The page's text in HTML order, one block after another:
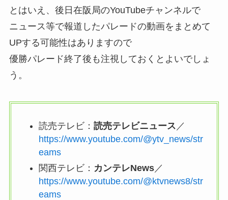
とはいえ、後日在阪局のYouTubeチャンネルで
ニュース等で報道したパレードの動画をまとめて
UPする可能性はありますので
優勝パレード終了後も注視しておくとよいでしょ
う。
読売テレビ： 読売テレビニュース ／
https://www.youtube.com/@ytv_news/str
eams
関西テレビ： カンテレNews／
https://www.youtube.com/@ktvnews8/str
eams